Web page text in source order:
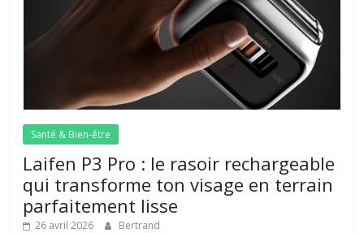
Santé & Bien-être
Laifen P3 Pro : le rasoir rechargeable
qui transforme ton visage en terrain
parfaitement lisse
26 avril 2026 Bertrand